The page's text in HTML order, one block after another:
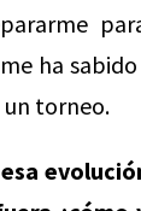
ha
un torneo.